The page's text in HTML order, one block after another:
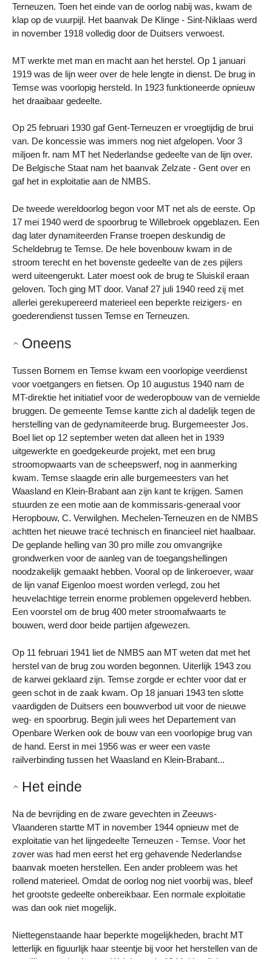
Terneuzen. Toen het einde van de oorlog nabij was, kwam de
klap op de vuurpijl. Het baanvak De Klinge - Sint-Niklaas werd
in november 1918 volledig door de Duitsers verwoest.
MT werkte met man en macht aan het herstel. Op 1 januari
1919 was de lijn weer over de hele lengte in dienst. De brug in
Temse was voorlopig hersteld. In 1923 funktioneerde opnieuw
het draaibaar gedeelte.
Op 25 februari 1930 gaf Gent-Terneuzen er vroegtijdig de brui
van. De koncessie was immers nog niet afgelopen. Voor 3
miljoen fr. nam MT het Nederlandse gedeelte van de lijn over.
De Belgische Staat nam het baanvak Zelzate - Gent over en
gaf het in exploitatie aan de NMBS.
De tweede wereldoorlog begon voor MT net als de eerste. Op
17 mei 1940 werd de spoorbrug te Willebroek opgeblazen. Een
dag later dynamiteerden Franse troepen deskundig de
Scheldebrug te Temse. De hele bovenbouw kwam in de
stroom terecht en het bovenste gedeelte van de zes pijlers
werd uiteengerukt. Later moest ook de brug te Sluiskil eraan
geloven. Toch ging MT door. Vanaf 27 juli 1940 reed zij met
allerlei gerekupereerd materieel een beperkte reizigers- en
goederendienst tussen Temse en Terneuzen.
Oneens
Tussen Bornem en Temse kwam een voorlopige veerdienst
voor voetgangers en fietsen. Op 10 augustus 1940 nam de
MT-direktie het initiatief voor de wederopbouw van de vernielde
bruggen. De gemeente Temse kantte zich al dadelijk tegen de
herstelling van de gedynamiteerde brug. Burgemeester Jos.
Boel liet op 12 september weten dat alleen het in 1939
uitgewerkte en goedgekeurde projekt, met een brug
stroomopwaarts van de scheepswerf, nog in aanmerking
kwam. Temse slaagde erin alle burgemeesters van het
Waasland en Klein-Brabant aan zijn kant te krijgen. Samen
stuurden ze een motie aan de kommissaris-generaal voor
Heropbouw, C. Verwilghen. Mechelen-Terneuzen en de NMBS
achtten het nieuwe tracé technisch en financieel niet haalbaar.
De geplande helling van 30 pro mille zou omvangrijke
grondwerken voor de aanleg van de toegangshellingen
noodzakelijk gemaakt hebben. Vooral op de linkeroever, waar
de lijn vanaf Eigenloo moest worden verlegd, zou het
heuvelachtige terrein enorme problemen opgeleverd hebben.
Een voorstel om de brug 400 meter stroomafwaarts te
bouwen, werd door beide partijen afgewezen.
Op 11 februari 1941 liet de NMBS aan MT weten dat met het
herstel van de brug zou worden begonnen. Uiterlijk 1943 zou
de karwei geklaard zijn. Temse zorgde er echter voor dat er
geen schot in de zaak kwam. Op 18 januari 1943 ten slotte
vaardigden de Duitsers een bouwverbod uit voor de nieuwe
weg- en spoorbrug. Begin juli wees het Departement van
Openbare Werken ook de bouw van een voorlopige brug van
de hand. Eerst in mei 1956 was er weer een vaste
railverbinding tussen het Waasland en Klein-Brabant...
Het einde
Na de bevrijding en de zware gevechten in Zeeuws-
Vlaanderen startte MT in november 1944 opnieuw met de
exploitatie van het lijngedeelte Terneuzen - Temse. Voor het
zover was had men eerst het erg gehavende Nederlandse
baanvak moeten herstellen. Een ander probleem was het
rollend materieel. Omdat de oorlog nog niet voorbij was, bleef
het grootste gedeelte onbereikbaar. Een normale exploitatie
was dan ook niet mogelijk.
Niettegenstaande haar beperkte mogelijkheden, bracht MT
letterlijk en figuurlijk haar steentje bij voor het herstellen van de